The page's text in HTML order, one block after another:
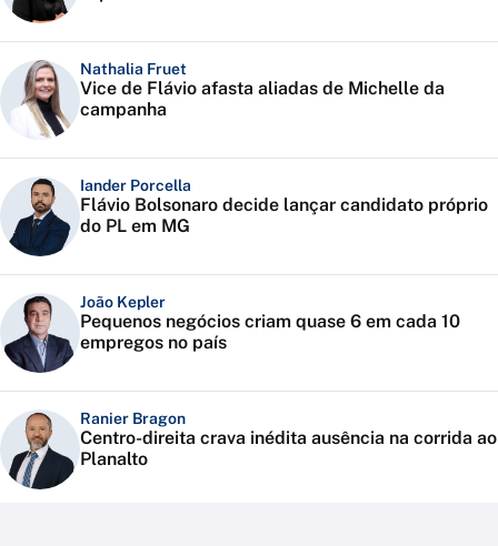
Nathalia Fruet
Vice de Flávio afasta aliadas de Michelle da
campanha
Iander Porcella
Flávio Bolsonaro decide lançar candidato próprio
do PL em MG
João Kepler
Pequenos negócios criam quase 6 em cada 10
empregos no país
Ranier Bragon
Centro-direita crava inédita ausência na corrida ao
Planalto